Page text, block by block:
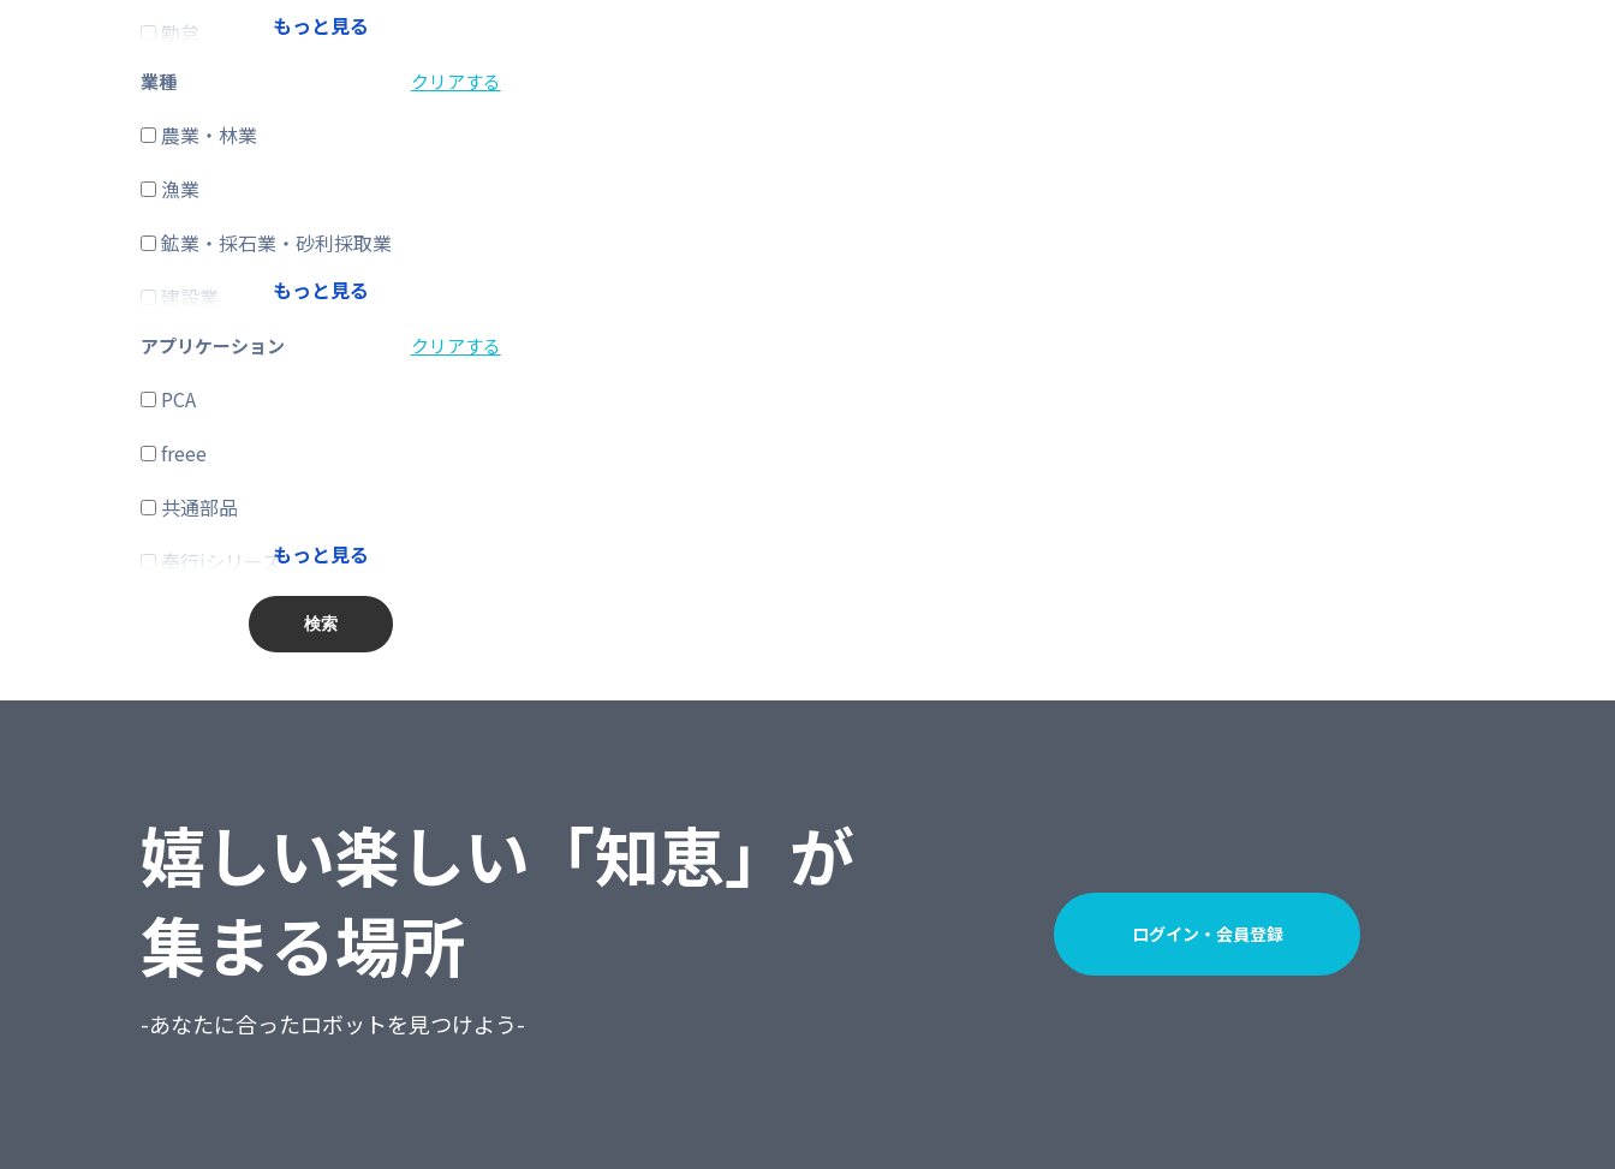
勤怠
経費精算
CRM・SFA
ERP
在庫購買
その他
もっと見る
業種 クリアする
農業・林業
漁業
鉱業・採石業・砂利採取業
建設業
製造業
電気・ガス・熱供給・水道業
情報通信業
運輸業、郵便業
卸売業、小売業
金融業、保険業
生活関連サービス業・娯楽業
教育、学習支援業
医療、福祉
もっと見る
アプリケーション クリアする
PCA
freee
共通部品
奉行iシリーズ
就業奉行
人事奉行
PCA商魂DX
もっと見る
検索
嬉しい楽しい「知恵」が
集まる場所
-あなたに合ったロボットを見つけよう-
ログイン・会員登録